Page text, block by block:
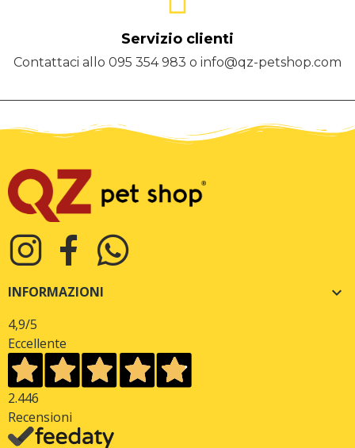
Servizio clienti
Contattaci allo 095 354 983 o info@qz-petshop.com
INFORMAZIONI 
4,9/5
Eccellente
2.446
Recensioni